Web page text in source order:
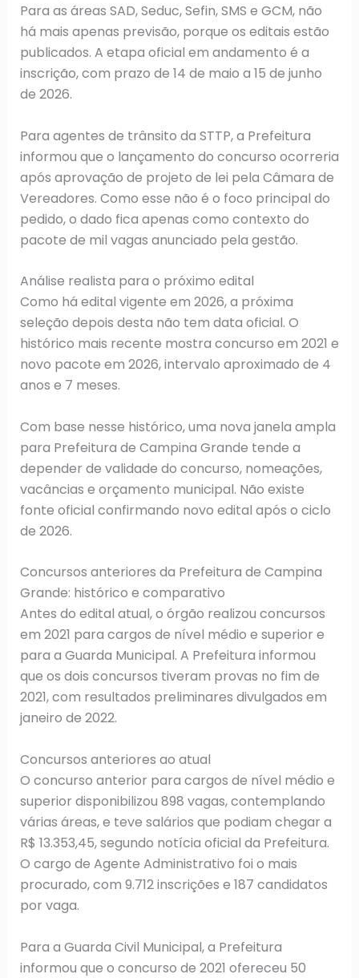
Para as áreas SAD, Seduc, Sefin, SMS e GCM, não
há mais apenas previsão, porque os editais estão
publicados. A etapa oficial em andamento é a
inscrição, com prazo de 14 de maio a 15 de junho
de 2026.
Para agentes de trânsito da STTP, a Prefeitura
informou que o lançamento do concurso ocorreria
após aprovação de projeto de lei pela Câmara de
Vereadores. Como esse não é o foco principal do
pedido, o dado fica apenas como contexto do
pacote de mil vagas anunciado pela gestão.
Análise realista para o próximo edital
Como há edital vigente em 2026, a próxima
seleção depois desta não tem data oficial. O
histórico mais recente mostra concurso em 2021 e
novo pacote em 2026, intervalo aproximado de 4
anos e 7 meses.
Com base nesse histórico, uma nova janela ampla
para Prefeitura de Campina Grande tende a
depender de validade do concurso, nomeações,
vacâncias e orçamento municipal. Não existe
fonte oficial confirmando novo edital após o ciclo
de 2026.
Concursos anteriores da Prefeitura de Campina
Grande: histórico e comparativo
Antes do edital atual, o órgão realizou concursos
em 2021 para cargos de nível médio e superior e
para a Guarda Municipal. A Prefeitura informou
que os dois concursos tiveram provas no fim de
2021, com resultados preliminares divulgados em
janeiro de 2022.
Concursos anteriores ao atual
O concurso anterior para cargos de nível médio e
superior disponibilizou 898 vagas, contemplando
várias áreas, e teve salários que podiam chegar a
R$ 13.353,45, segundo notícia oficial da Prefeitura.
O cargo de Agente Administrativo foi o mais
procurado, com 9.712 inscrições e 187 candidatos
por vaga.
Para a Guarda Civil Municipal, a Prefeitura
informou que o concurso de 2021 ofereceu 50